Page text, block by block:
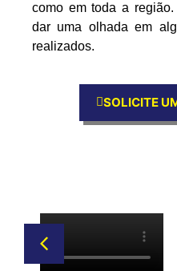
como em toda a
dar uma olhada em
realizados.
SOLICITE